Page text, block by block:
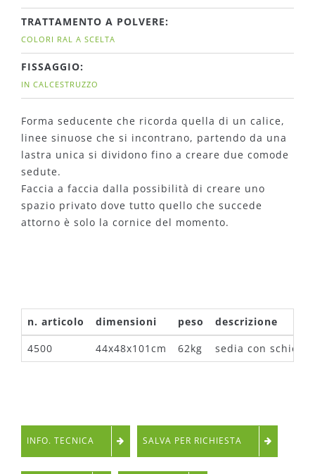
TRATTAMENTO A POLVERE:
COLORI RAL A SCELTA
FISSAGGIO:
IN CALCESTRUZZO
Forma seducente che ricorda quella di un calice,
linee sinuose che si incontrano, partendo da una
lastra unica si dividono fino a creare due comode
sedute.
Faccia a faccia dalla possibilità di creare uno
spazio privato dove tutto quello che succede
attorno è solo la cornice del momento.
n. articolo dimensioni peso
descrizione
4500
44x48x101cm 62kg sedia con
INFO. TECNICA SALVA PER RICHIESTA